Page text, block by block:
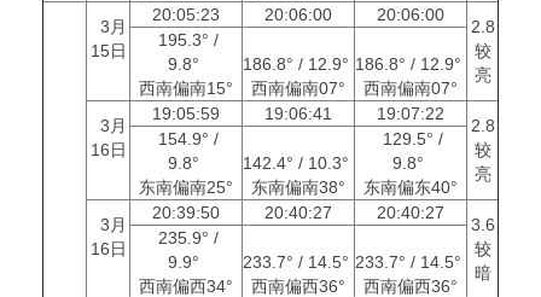
3月
15日
20:05:23 20:06:00 20:06:00
2.8
较
亮
195.3° /
9.8°
西南偏南15°
186.8° / 12.9°
西南偏南07°
186.8° / 12.9°
西南偏南07°
3月
16日
19:05:59 19:06:41 19:07:22
2.8
较
亮
154.9° /
9.8°
东南偏南25°
142.4° / 10.3°
东南偏南38°
129.5° /
9.8°
东南偏东40°
3月
16日
20:39:50 20:40:27 20:40:27
3.6
较
暗
235.9° /
9.9°
西南偏西34°
233.7° / 14.5°
西南偏西36°
233.7° / 14.5°
西南偏西36°